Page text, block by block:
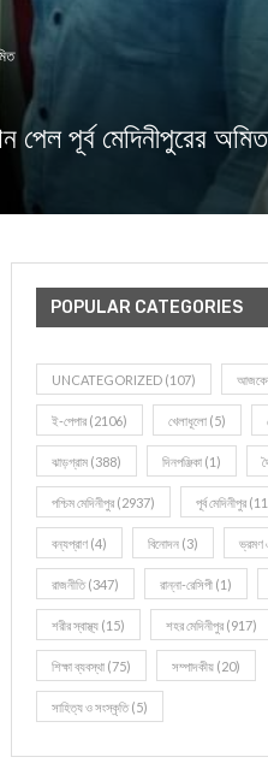
পূর্ব মেদিনীপুরের অমিত
POPULAR CATEGORIES
UNCATEGORIZED (107)
ই-পেপার (2106) খেলাধূলো (5)
ঝাড়গ্রাম (388) দিনপঞ্জিকা (1)
পশ্চিম মেদিনীপুর (2937) পূর্ব মেদিনীপুর
বন্যপ্রাণ (4) বিনোদন (3) ভ্রমণ
রাজনীতি(347) রান্না-রেসিপী (1)
শরীর স্বাস্থ্য (15) শহর মেদিনীপুর (917)
শিক্ষা ব্যবস্থা (75) সম্পাদকীয় (20)
সাহিত্য ও সংস্কৃতি(5)